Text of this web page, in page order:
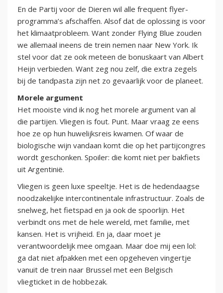
En de Partij voor de Dieren wil alle frequent flyer-
programma’s afschaffen. Alsof dat de oplossing is voor
het klimaatprobleem. Want zonder Flying Blue zouden
we allemaal ineens de trein nemen naar New York. Ik
stel voor dat ze ook meteen de bonuskaart van Albert
Heijn verbieden. Want zeg nou zelf, die extra zegels
bij de tandpasta zijn net zo gevaarlijk voor de planeet.
Morele argument
Het mooiste vind ik nog het morele argument van al
die partijen. Vliegen is fout. Punt. Maar vraag ze eens
hoe ze op hun huwelijksreis kwamen. Of waar de
biologische wijn vandaan komt die op het partijcongres
wordt geschonken. Spoiler: die komt niet per bakfiets
uit Argentinië.
Vliegen is geen luxe speeltje. Het is de hedendaagse
noodzakelijke intercontinentale infrastructuur. Zoals de
snelweg, het fietspad en ja ook de spoorlijn. Het
verbindt ons met de hele wereld, met familie, met
kansen. Het is vrijheid. En ja, daar moet je
verantwoordelijk mee omgaan. Maar doe mij een lol:
ga dat niet afpakken met een opgeheven vingertje
vanuit de trein naar Brussel met een Belgisch
vliegticket in de hobbezak.